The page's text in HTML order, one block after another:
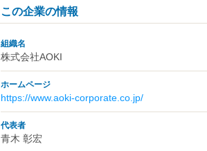
この企業の情報
組織名
株式会社AOKI
ホームページ
https://www.aoki-corporate.co.jp/
代表者
青木 彰宏